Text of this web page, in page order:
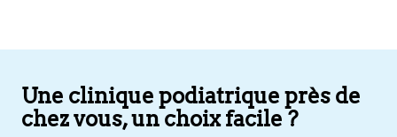
Une clinique podiatrique près de
chez vous, un choix facile ?